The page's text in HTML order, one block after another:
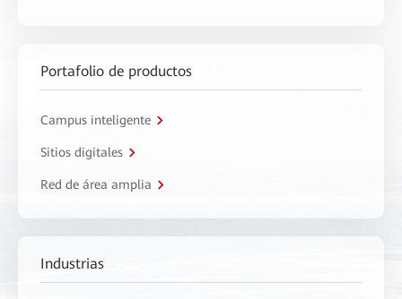
Portafolio de productos
Campus inteligente
Sitios digitales
Red de área amplia
Industrias